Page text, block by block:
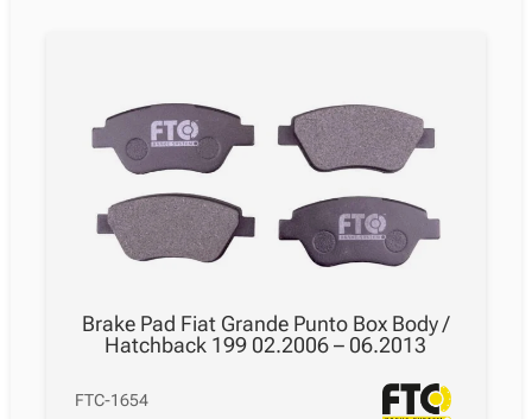
Brake Pad Fiat Grande Punto Box Body /
Hatchback 199 02.2006 – 06.2013
FTC-1654